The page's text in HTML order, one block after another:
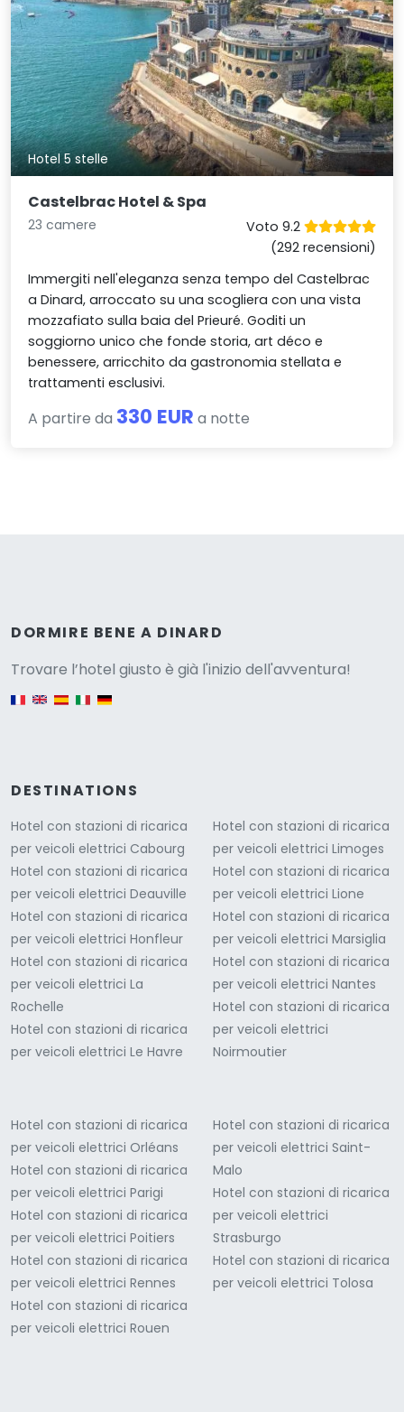
Hotel 5 stelle
Castelbrac Hotel & Spa
23 camere
Voto 9.2
(292 recensioni)
Immergiti nell'eleganza senza tempo del Castelbrac
a Dinard, arroccato su una scogliera con una vista
mozzafiato sulla baia del Prieuré. Goditi un
soggiorno unico che fonde storia, art déco e
benessere, arricchito da gastronomia stellata e
trattamenti esclusivi.
A partire da 330 EUR a notte
DORMIRE BENE A DINARD
Trovare l’hotel giusto è già l'inizio dell'avventura!
DESTINATIONS
Hotel con stazioni di ricarica
per veicoli elettrici Cabourg
Hotel con stazioni di ricarica
per veicoli elettrici Deauville
Hotel con stazioni di ricarica
per veicoli elettrici Honfleur
Hotel con stazioni di ricarica
per veicoli elettrici La
Rochelle
Hotel con stazioni di ricarica
per veicoli elettrici Le Havre
Hotel con stazioni di ricarica
per veicoli elettrici Limoges
Hotel con stazioni di ricarica
per veicoli elettrici Lione
Hotel con stazioni di ricarica
per veicoli elettrici Marsiglia
Hotel con stazioni di ricarica
per veicoli elettrici Nantes
Hotel con stazioni di ricarica
per veicoli elettrici
Noirmoutier
Hotel con stazioni di ricarica
per veicoli elettrici Orléans
Hotel con stazioni di ricarica
per veicoli elettrici Parigi
Hotel con stazioni di ricarica
per veicoli elettrici Poitiers
Hotel con stazioni di ricarica
per veicoli elettrici Rennes
Hotel con stazioni di ricarica
per veicoli elettrici Rouen
Hotel con stazioni di ricarica
per veicoli elettrici Saint-
Malo
Hotel con stazioni di ricarica
per veicoli elettrici
Strasburgo
Hotel con stazioni di ricarica
per veicoli elettrici Tolosa